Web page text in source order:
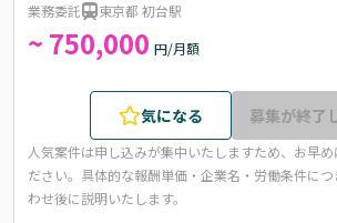
業務委託 東京都 初台駅
~ 750,000 円/月額
気になる 募集が終了
人気案件は申し込みが集中いたしますため、お早
ださい。 具体的な報酬単価・企業名・労働条件に
わせ後に説明いたします。